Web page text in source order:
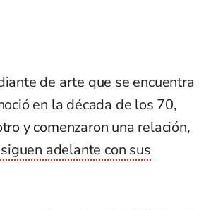
de arte que se encuentra
en la década de los 70,
y comenzaron una relación,
adelante con sus